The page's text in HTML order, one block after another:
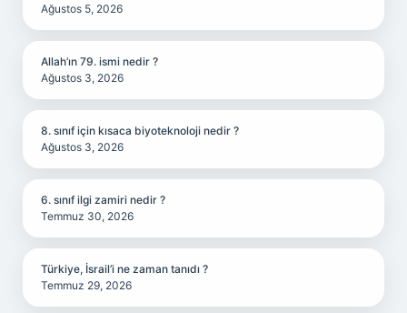
Ağustos 5, 2026
Allah’ın 79. ismi nedir ?
Ağustos 3, 2026
8. sınıf için kısaca biyoteknoloji nedir ?
Ağustos 3, 2026
6. sınıf ilgi zamiri nedir ?
Temmuz 30, 2026
Türkiye, İsrail’i ne zaman tanıdı ?
Temmuz 29, 2026